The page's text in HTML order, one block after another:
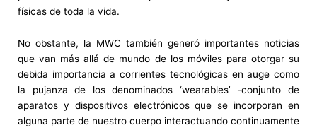
físicas de toda la vida.
No obstante, la MWC también generó importantes noticias
que van más allá de mundo de los móviles para otorgar su
debida importancia a corrientes tecnológicas en auge como
la pujanza de los denominados ‘wearables’ -conjunto de
aparatos y dispositivos electrónicos que se incorporan en
alguna parte de nuestro cuerpo interactuando continuamente